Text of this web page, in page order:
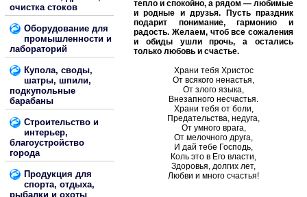
очистка стоков
Оборудование для
промышленности и
лабораторий
Купола, своды,
шатры, шпили,
подкупольные
барабаны
Строительство и
интерьер,
благоустройство
города
Продукция для
спорта, отдыха,
рыбалки и охоты
тепло и спокойно, а рядом — любимые
и родные и друзья. Пусть праздник
подарит понимание, гармонию и
радость. Желаем, чтоб все сожаления
и обиды ушли прочь, а остались
только любовь и счастье.
Храни тебя Христос
От всякого ненастья,
От злого языка,
Внезапного несчастья.
Храни тебя от боли,
Предательства, недуга,
От умного врага,
От мелочного друга,
И дай тебе Господь,
Коль это в Его власти,
Здоровья, долгих лет,
Любви и много счастья!